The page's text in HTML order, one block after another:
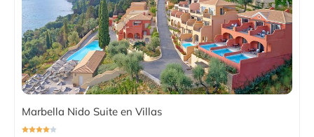
Marbella Nido Suite en Villas